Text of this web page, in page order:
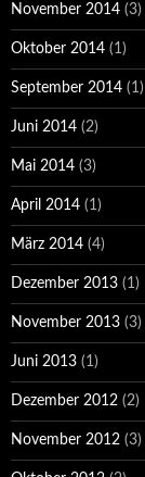
November 2014 (3)
Oktober 2014 (1)
September 2014 (1)
Juni 2014 (2)
Mai 2014 (3)
April 2014 (1)
März 2014 (4)
Dezember 2013 (1)
November 2013 (3)
Juni 2013 (1)
Dezember 2012 (2)
November 2012 (3)